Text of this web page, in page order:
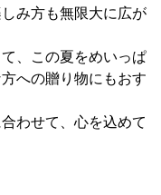
み方も無限大に広が
、この夏をめいっぱ
への贈り物にもおす
わせて、心を込めて